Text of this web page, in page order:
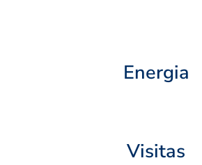
Energia
Visitas